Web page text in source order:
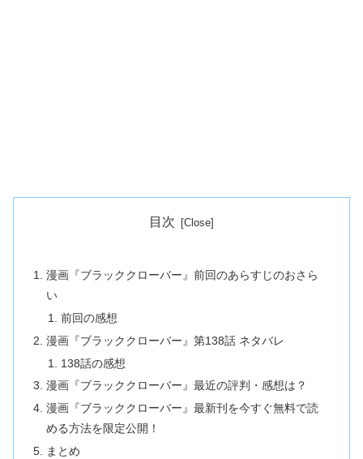
目次
漫画『ブラッククローバー』前回のあらすじのおさら
い
前回の感想
漫画『ブラッククローバー』第138話 ネタバレ
138話の感想
漫画『ブラッククローバー』最近の評判・感想は？
漫画『ブラッククローバー』最新刊を今すぐ無料で読
める方法を限定公開！
まとめ